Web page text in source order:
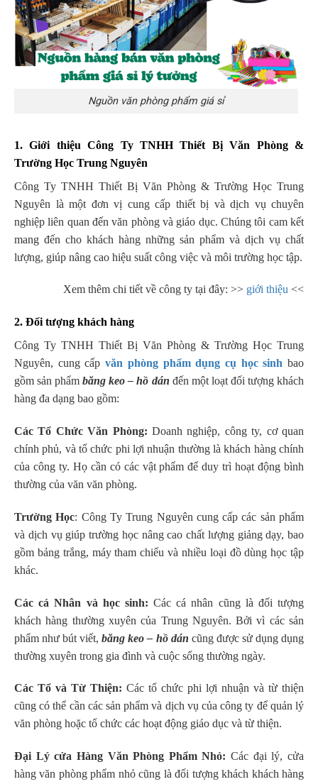
Nguồn văn phòng phẩm giá sỉ
1. Giới thiệu Công Ty TNHH Thiết Bị Văn Phòng &
Trường Học Trung Nguyên
Công Ty TNHH Thiết Bị Văn Phòng & Trường Học Trung
Nguyên là một đơn vị cung cấp thiết bị và dịch vụ chuyên
nghiệp liên quan đến văn phòng và giáo dục. Chúng tôi cam kết
mang đến cho khách hàng những sản phẩm và dịch vụ chất
lượng, giúp nâng cao hiệu suất công việc và môi trường học tập.
Xem thêm chi tiết về công ty tại đây: >> giới thiệu <<
2. Đối tượng khách hàng
Công Ty TNHH Thiết Bị Văn Phòng & Trường Học Trung
Nguyên, cung cấpvăn phòng phẩm dụng cụ học sinh bao
gồm sản phẩmbăng keo – hồ dán đến một loạt đối tượng khách
hàng đa dạng bao gồm:
Các Tổ Chức Văn Phòng: Doanh nghiệp, công ty, cơ quan
chính phủ, và tổ chức phi lợi nhuận thường là khách hàng chính
của công ty. Họ cần có các vật phẩm để duy trì hoạt động bình
thường của văn văn phòng.
Trường Học: Công Ty Trung Nguyên cung cấp các sản phẩm
và dịch vụ giúp trường học nâng cao chất lượng giảng dạy, bao
gồm bảng trắng, máy tham chiếu và nhiều loại đồ dùng học tập
khác.
Các cá Nhân và học sinh: Các cá nhân cũng là đối tượng
khách hàng thường xuyên của Trung Nguyên. Bởi vì các sản
phẩm như bút viết,băng keo – hồdán cũng được sử dụng dụng
thường xuyên trong gia đình và cuộc sống thường ngày.
Các Tổ và Từ Thiện: Các tổ chức phi lợi nhuận và từ thiện
cũng có thể cần các sản phẩm và dịch vụ của công ty để quản lý
văn phòng hoặc tổ chức các hoạt động giáo dục và từ thiện.
Đại Lý cửa Hàng Văn Phòng Phẩm Nhỏ:Các đại lý, cửa
hàng văn phòng phẩm nhỏ cũng là đối tượng khách khách hàng